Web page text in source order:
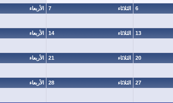
6
7 الثلاثاء الأربعاء
13
14 الثلاثاء الأربعاء
20
21 الثلاثاء الأربعاء
27
28 الثلاثاء الأربعاء